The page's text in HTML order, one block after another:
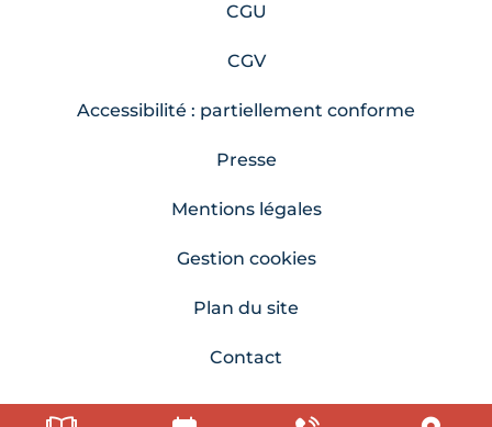
CGU
CGV
Accessibilité : partiellement conforme
Presse
Mentions légales
Gestion cookies
Plan du site
Contact